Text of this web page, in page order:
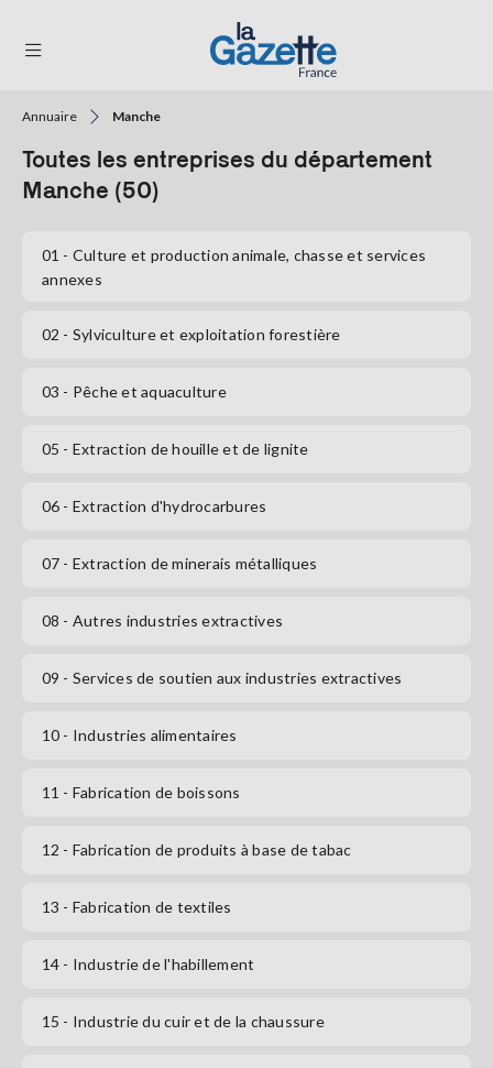
RÉGIONS
TENDANCES
SERVICES
Se
Annuaire Manche
Toutes les entreprises du département
Manche (50)
01 - Culture et production animale, chasse et services
annexes
02 - Sylviculture et exploitation forestière
03 - Pêche et aquaculture
05 - Extraction de houille et de lignite
06 - Extraction d'hydrocarbures
07 - Extraction de minerais métalliques
08 - Autres industries extractives
09 - Services de soutien aux industries extractives
10 - Industries alimentaires
11 - Fabrication de boissons
12 - Fabrication de produits à base de tabac
13 - Fabrication de textiles
14 - Industrie de l'habillement
15 - Industrie du cuir et de la chaussure